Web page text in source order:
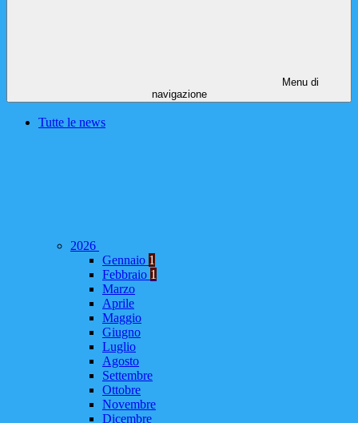
Menu di
navigazione
Tutte le news
2026
Gennaio 1
Febbraio 1
Marzo
Aprile
Maggio
Giugno
Luglio
Agosto
Settembre
Ottobre
Novembre
Dicembre